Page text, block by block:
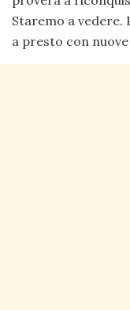
Staremo a
a presto con